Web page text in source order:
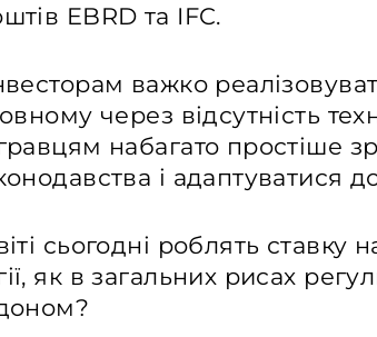
EBRD та IFC.
важко
через відсутність
набагато простіше
і адаптуватися
сьогодні роблять ставку
як в загальних рисах